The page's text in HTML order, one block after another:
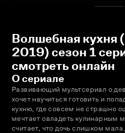
Волшебная кухня
2019) сезон 1
смотреть онлайн
О сериале
Развивающий мультсериал о
хочет научиться готовить и
кухню, где совсем не страшно
мечтает овладеть кулинарным
считает, что дочь слишком мала